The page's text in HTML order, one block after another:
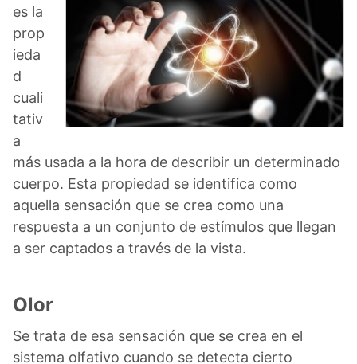
es la
prop
ieda
d
cuali
tativ
a
más usada a la hora de describir un determinado
cuerpo. Esta propiedad se identifica como
aquella sensación que se crea como una
respuesta a un conjunto de estímulos que llegan
a ser captados a través de la vista.
Olor
Se trata de esa sensación que se crea en el
sistema olfativo cuando se detecta cierto